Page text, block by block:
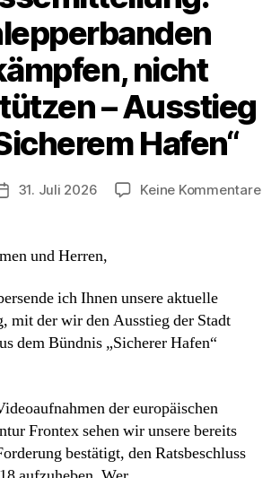
nicht
– Ausstieg
Hafen“
Beitragsdatum
31. Juli 2026 Keine Kommentarezu
und Herren,
ich Ihnen unsere aktuelle
mit der wir den Ausstieg der Stadt
dem Bündnis „Sicherer Hafen“
der europäischen
Frontex sehen wir unsere bereits
bestätigt, den Ratsbeschluss